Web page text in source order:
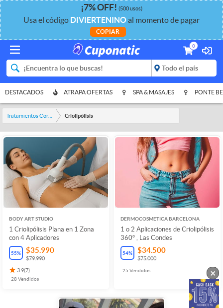
¡7%OFF! (500 usos)
Usa el código DIVIERTENINOal momento de pagar
COPIAR
0
DESTACADOS ATRAPA OFERTAS SPA & MASAJES PONTE
Tratamientos Corporales Criolipólisis
BODY ART STUDIO
1 Criolipólisis Plana en 1 Zona
con 4 Aplicadores
55% $35.990
$79.990
3.9(7)
28Vendidos
DERMOCOSMETICA BARCELONA
1 o 2 Aplicaciones de Criolipólisis
360º , Las Condes
54% $34.500
$75.000
25 Vendidos ×